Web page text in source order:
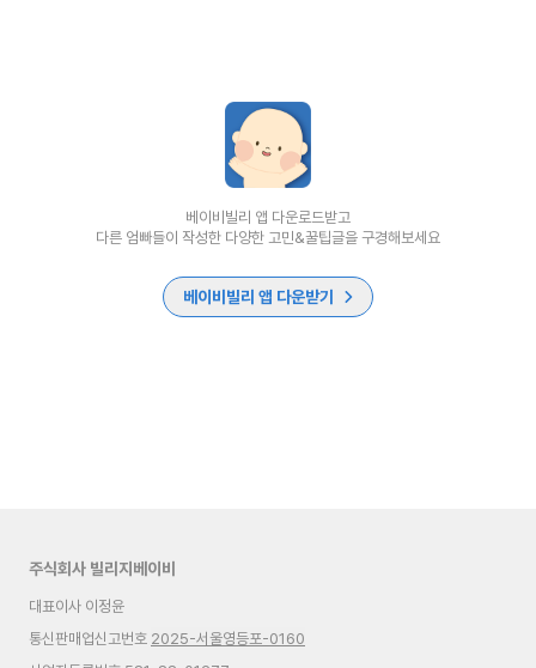
베이비빌리 앱 다운로드받고
다른 엄빠들이 작성한 다양한 고민&꿀팁글을 구경해보세요
베이비빌리 앱 다운받기
주식회사 빌리지베이비
대표이사 이정윤
통신판매업신고번호 2025-서울영등포-0160